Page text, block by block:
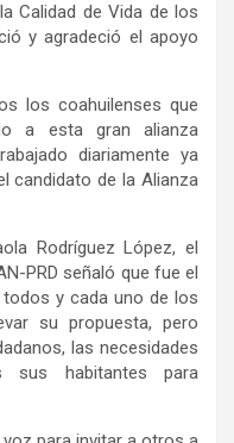
Calidad de Vida de los
y agradeció el apoyo
los coahuilenses que
a esta gran alianza
diariamente ya
candidato de la Alianza
Rodríguez López, el
PRD señaló que fue el
y cada uno de los
su propuesta, pero
las necesidades
habitantes para